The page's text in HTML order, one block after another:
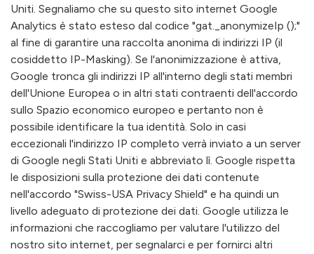
Uniti. Segnaliamo che su questo sito internet Google
Analytics è stato esteso dal codice "gat._anonymizeIp ();"
al fine di garantire una raccolta anonima di indirizzi IP (il
cosiddetto IP-Masking). Se l'anonimizzazione è attiva,
Google tronca gli indirizzi IP all'interno degli stati membri
dell'Unione Europea o in altri stati contraenti dell'accordo
sullo Spazio economico europeo e pertanto non è
possibile identificare la tua identità. Solo in casi
eccezionali l'indirizzo IP completo verrà inviato a un server
di Google negli Stati Uniti e abbreviato lì. Google rispetta
le disposizioni sulla protezione dei dati contenute
nell'accordo "Swiss-USA Privacy Shield" e ha quindi un
livello adeguato di protezione dei dati. Google utilizza le
informazioni che raccogliamo per valutare l'utilizzo del
nostro sito internet, per segnalarci e per fornirci altri